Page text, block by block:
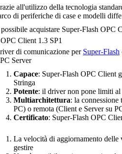
all'utilizzo della tecnologia
di periferiche di case e modelli
acquistare Super-Flash OPC
Client 1.3 SP1
di comunicazione per Super-Flash
Server
Capace: Super-Flash OPC Client
Stringa
Potente: il driver non pone limiti
Multiarchitettura: la connessione
PC) o remota (Client e Server su
Certificato: Super-Flash OPC
La velocità di aggiornamento delle
gestire